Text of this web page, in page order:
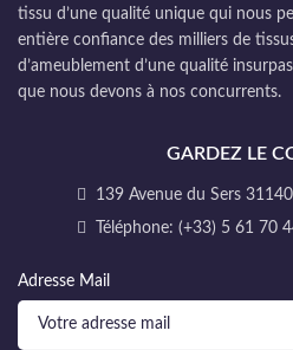
tissu d’une qualité unique qui nous
entière confiance des milliers de
d’ameublement d’une qualité
que nous devons à nos concurrents.
GARDEZ LE
139 Avenue du Sers
Téléphone: (+33) 5 61 70
Adresse Mail